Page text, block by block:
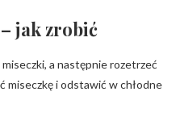
jak zrobić
a następnie rozetrzeć
miseczkę i odstawić w chłodne